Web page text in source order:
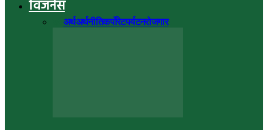
विजनेस
अर्थअर्थनीतिकर्पोरेटपर्यटनरोजगार